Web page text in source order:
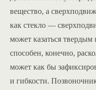
вещество, а
как стекло —
может казаться
способен, конечно,
может как бы
и гибкости.